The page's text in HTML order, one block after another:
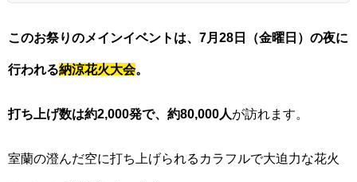
このお祭りのメインイベントは、7月28日（金曜日）の夜に
行われる納涼花火大会。
打ち上げ数は約2,000発で、約80,000人 が訪れます。
室蘭の澄んだ空に打ち上げられるカラフルで大迫力な花火